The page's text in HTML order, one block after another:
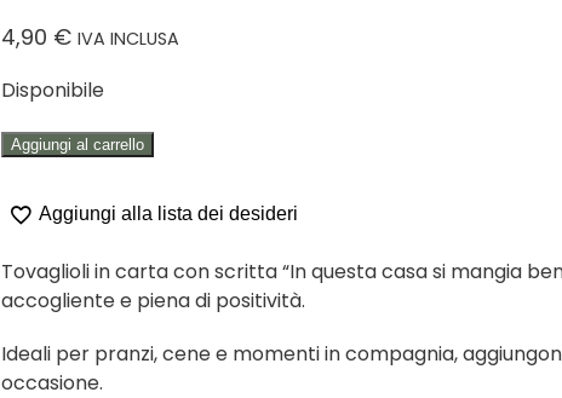
4,90 € IVA INCLUSA
Disponibile
TOVAGLIOLI
CARTA
"IN
QUESTA
CASA
SI
MANGIA
BENE"
Aggiungi al carrello
Aggiungi alla lista dei desideri
Tovaglioli in carta con scritta “In questa casa si mangia
accogliente e piena di positività.
Ideali per pranzi, cene e momenti in compagnia,
occasione.